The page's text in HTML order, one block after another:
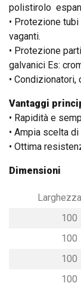
polistirolo
• Protezione
vaganti.
• Protezione
galvanici Es:
•
Vantaggi
• Rapidità e
• Ampia scelta
• Ottima
Dimensioni
100
100
100
100